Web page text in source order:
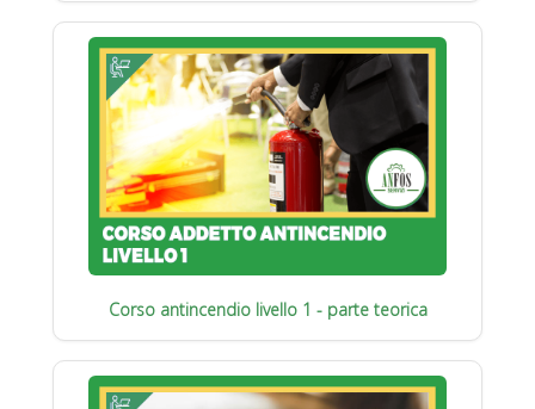
Corso antincendio livello 1 - parte teorica